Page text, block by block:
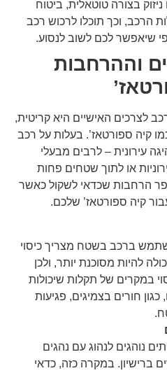
בצורה טוטאלית, ביטוח
הרכב, וכך תוכלו לרכוש רכב
שיאפשר לכם לשוב לנסוע.
וההרחבות
לצרכים האישיים היא קריטית,
קיה ספורטאז’. בעלות על רכב
עירונית – לרבים מבעלי
או לתוך שטחים פחות
הרחבות שכדאי לשקול כאשר
קיה ספורטאז’ שלכם.
ברכב בשטח מצריך כיסוי
להיות מסוכנת יותר, ולכן
במקרים של תקלות שיכולות
חורים בצמיגים, פגיעות
נוהגים לנהוג עם נהגים
ברישיון. במקרה כזה, כדאי